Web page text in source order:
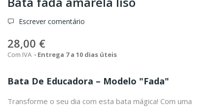
Escrever comentário
28,00 €
Com IVA Entrega 7 a 10 dias úteis
Bata De Educadora – Modelo "Fada"
Transforme o seu dia com esta bata mágica! Com uma